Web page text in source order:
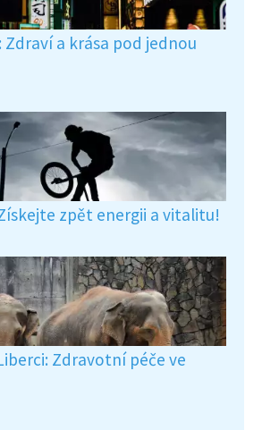
Zdraví a krása pod jednou
zpět energii a vitalitu!
Zdravotní péče ve